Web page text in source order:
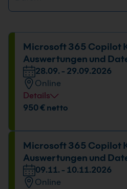
Microsoft 365 Copilot
Auswertungen und
28.09. - 29.09.2026
Online
Details
Datum und Uhrzeit
950 € netto
Microsoft 365 Copilot
Auswertungen und
09.11. - 10.11.2026
Online